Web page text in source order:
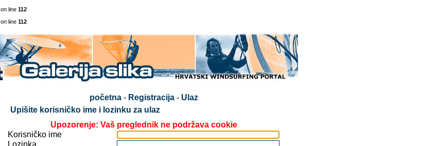
on line 112
on line 112
početna- Registracija- Ulaz
Upišite korisničko ime i lozinku za ulaz
Upozorenje: Vaš preglednik ne podržava cookie
Korisničko ime
Lozinka